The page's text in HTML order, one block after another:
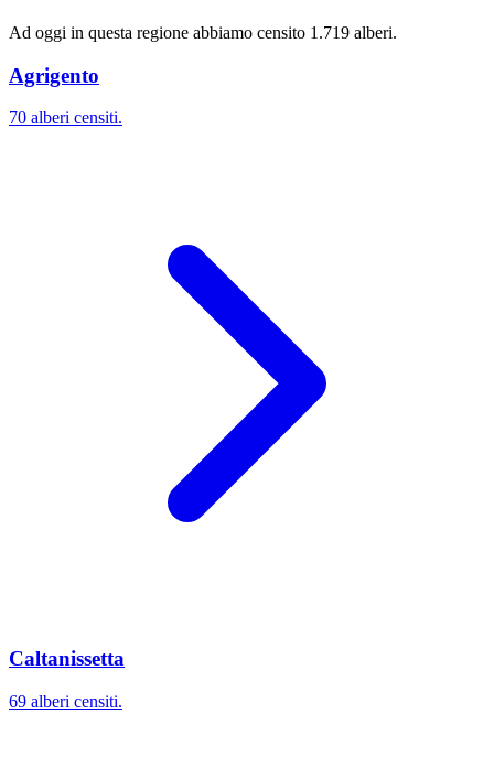
Ad oggi in questa regione abbiamo censito 1.719 alberi.
Agrigento
70 alberi censiti.
Caltanissetta
69 alberi censiti.